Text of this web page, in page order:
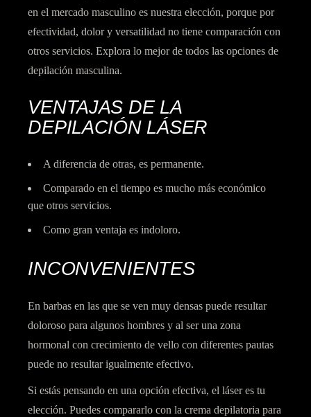
en el mercado masculino es nuestra elección, porque por
efectividad, dolor y versatilidad no tiene comparación con
otros servicios. Explora lo mejor de todos las opciones de
depilación masculina.
VENTAJAS DE LA
DEPILACIÓN LÁSER
A diferencia de otras, es permanente.
Comparado en el tiempo es mucho más económico
que otros servicios.
Como gran ventaja es indoloro.
INCONVENIENTES
En barbas en las que se ven muy densas puede resultar
doloroso para algunos hombres y al ser una zona
hormonal con crecimiento de vello con diferentes pautas
puede no resultar igualmente efectivo.
Si estás pensando en una opción efectiva, el láser es tu
elección. Puedes compararlo con la crema depilatoria para